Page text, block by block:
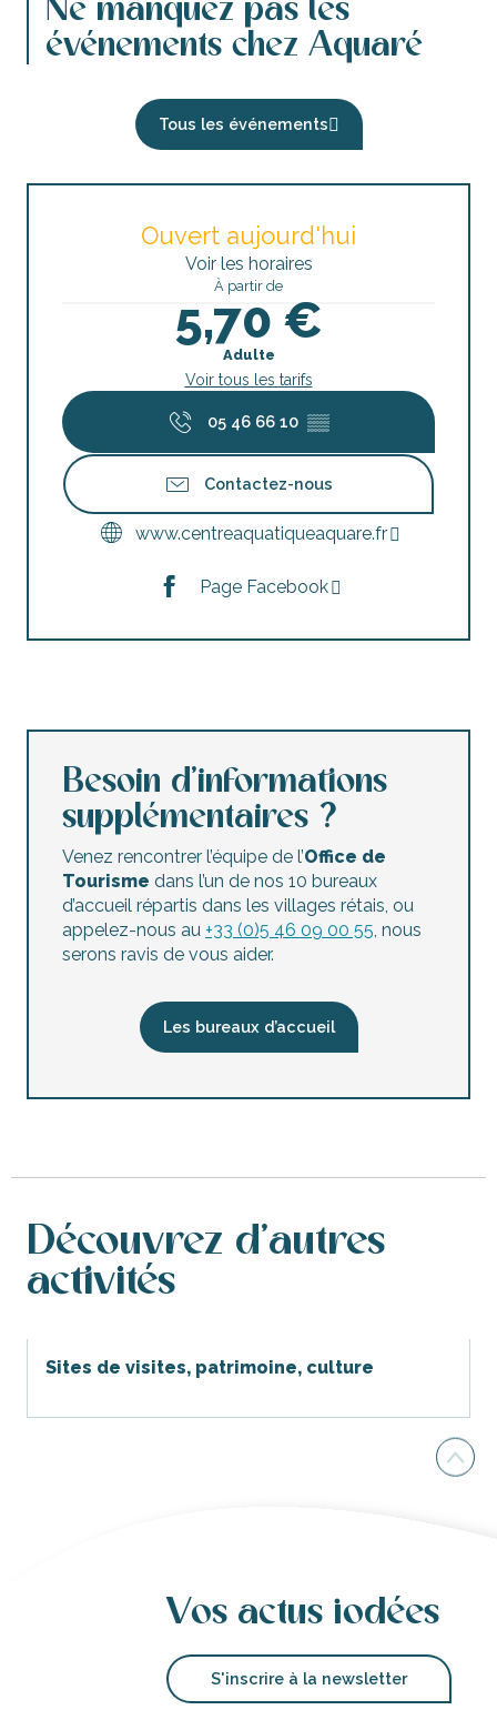
Ne manquez pas les
événements chez Aquaré
Tous les événements
Ouvert aujourd'hui
Voir les horaires
À partir de
5,70 €
Adulte
Voir tous les tarifs
05 46 66 10 ▒▒
Contactez-nous
www.centreaquatiqueaquare.fr
Page Facebook
Besoin d’informations
supplémentaires ?
Venez rencontrer l’équipe de l’Office de
Tourisme dans l’un de nos 10 bureaux
d’accueil répartis dans les villages rétais, ou
appelez-nous au +33 (0)5 46 09 00 55, nous
serons ravis de vous aider.
Les bureaux d’accueil
Découvrez d’autres
activités
Sites de visites, patrimoine, culture
Vos actus iodées
S'inscrire à la newsletter